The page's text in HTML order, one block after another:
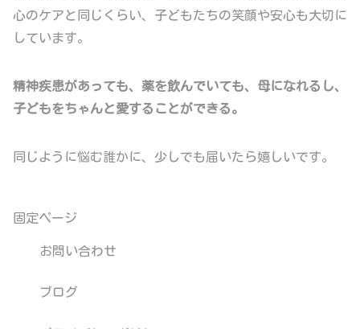
心のケアと同じくらい、子どもたちの笑顔や安心も大切に
しています。
精神疾患があっても、薬を飲んでいても、母になれるし、
子どもをちゃんと愛することができる。
同じように悩む誰かに、少しでも届いたら嬉しいです。
固定ページ
お問い合わせ
ブログ